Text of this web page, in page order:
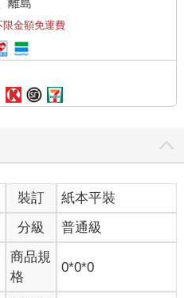
離島
限金額免運費
裝訂
紙本平裝
分級 普通級
商品規
格
0*0*0